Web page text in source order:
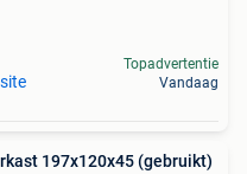
Topadvertentie
Vandaag
197x120x45 (gebruikt)